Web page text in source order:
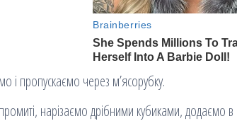
і пропускаємо через м’ясорубку.
нарізаємо дрібними кубиками, додаємо